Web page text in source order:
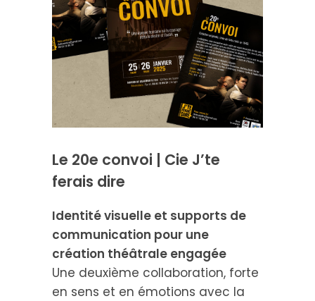
Le 20e convoi | Cie J’te
ferais dire
Identité visuelle et supports de
communication pour une
création théâtrale engagée
Une deuxième collaboration, forte
en sens et en émotions avec la